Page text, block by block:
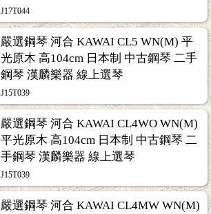
J17T044
嚴選鋼琴 河合 KAWAI CL5 WN(M) 平
光原木 高104cm 日本制 中古鋼琴 二手
鋼琴 漢麟樂器 線上選琴
J15T039
嚴選鋼琴 河合 KAWAI CL4WO WN(M)
平光原木 高104cm 日本制 中古鋼琴 二
手鋼琴 漢麟樂器 線上選琴
J15T039
嚴選鋼琴 河合 KAWAI CL4MW WN(M)